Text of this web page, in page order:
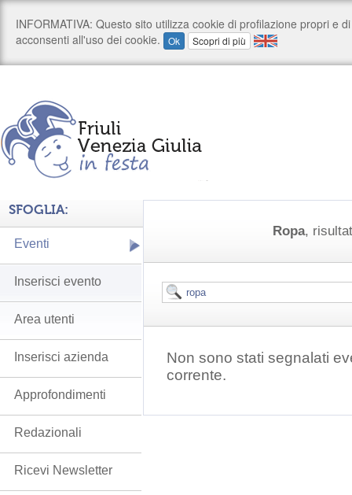
Ropa,
Non sono stati segnalati
corrente.
SFOGLIA:
Eventi
Inserisci evento
Area utenti
Inserisci azienda
Approfondimenti
Redazionali
Ricevi Newsletter